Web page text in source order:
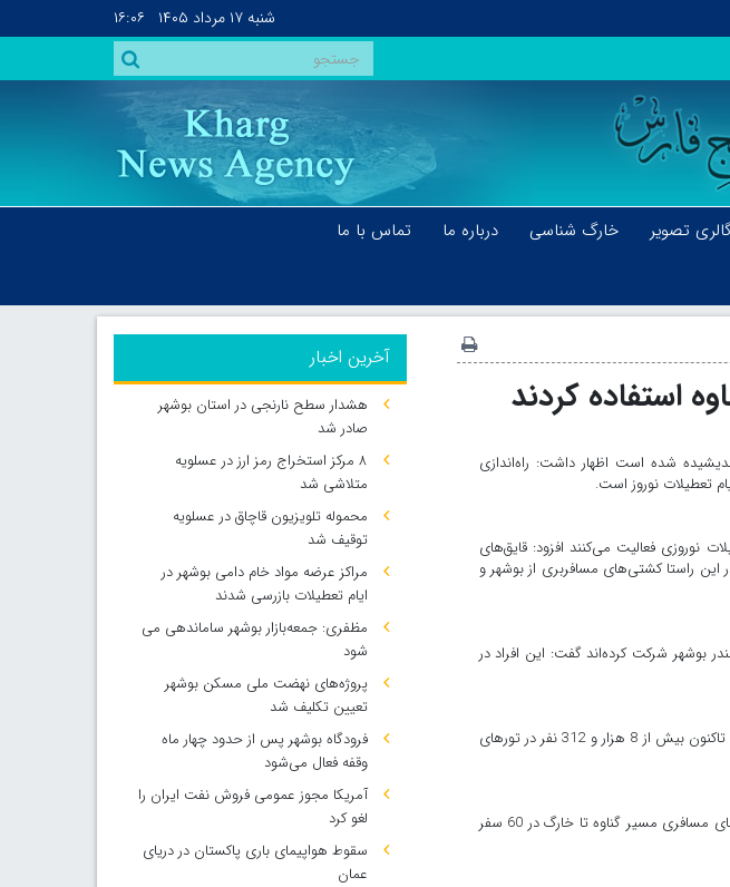
شنبه ۱۷ مرداد ۱۴۰۵ ۱۶:۰۶
تصویر خارگ شناسی درباره ما
تماس با ما
شده است اظهار داشت: راه‌اندازی
تعطیلات نوروز است.
ایام تعطیلات نوروزی فعالیت می‌‌کنند افزود: قایق‌های
راستا کشتی‌های مسافربری از بوشهر و
13 روز گذشته 106هزار و 668 گردشگر در تور دریایی بندر بوشهر شرکت کرده‌‌اند گفت: این افراد در
بنچاری با اشاره به فعالیت تور دریایی به وسیله کشتی‌های مسافری در بندر بوشهر خاطر نشان کرد: از 28 اسفند تاکنون بیش از 8 هزار و 312 نفر در تورهای
وی با اشاره به تورهای دریایی در بندر گناوه بیان کرد: در 13 روز گذشته 5 هزار و 268 نفر با استفاده از کشتی‌های مسافری مسیر گناوه تا خارگ در 60 سفر
آخرین اخبار
هشدار سطح نارنجی در استان بوشهر
صادر شد
۸ مرکز استخراج رمز ارز در عسلویه
متلاشی شد
محموله تلویزیون قاچاق در عسلویه
توقیف شد
مراکز عرضه مواد خام دامی بوشهر در
ایام تعطیلات بازرسی شدند
مظفری: جمعه‌بازار بوشهر ساماندهی می‌
شود
پروژه‌های نهضت ملی مسکن بوشهر
تعیین تکلیف شد
فرودگاه بوشهر پس از حدود چهار ماه
وقفه فعال می‌شود
آمریکا مجوز عمومی فروش نفت ایران را
لغو کرد
سقوط هواپیمای باری پاکستان در دریای
عمان